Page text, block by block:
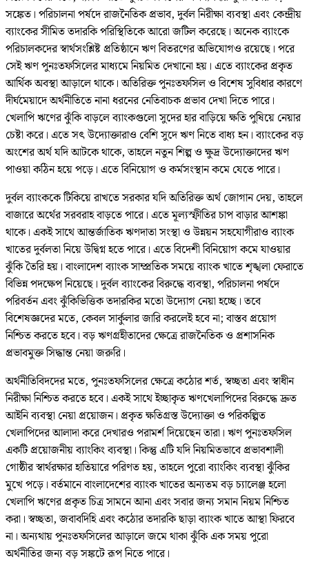
সঙ্কেত। পরিচালনা পর্ষদে রাজনৈতিক প্রভাব, দুর্বল নিরীক্ষা ব্যবস্থা এবং কেন্দ্রীয়
ব্যাংকের সীমিত তদারকি পরিস্থিতিকে আরো জটিল করেছে। অনেক ব্যাংকে
পরিচালকদের স্বার্থসংশ্লিষ্ট প্রতিষ্ঠানে ঋণ বিতরণের অভিযোগও রয়েছে। পরে
সেই ঋণ পুনঃতফসিলের মাধ্যমে নিয়মিত দেখানো হয়। এতে ব্যাংকের প্রকৃত
আর্থিক অবস্থা আড়ালে থাকে। অতিরিক্ত পুনঃতফসিল ও বিশেষ সুবিধার কারণে
দীর্ঘমেয়াদে অর্থনীতিতে নানা ধরনের নেতিবাচক প্রভাব দেখা দিতে পারে।
খেলাপি ঋণের ঝুঁকি বাড়লে ব্যাংকগুলো সুদের হার বাড়িয়ে ক্ষতি পুষিয়ে নেয়ার
চেষ্টা করে। এতে সৎ উদ্যোক্তারাও বেশি সুদে ঋণ নিতে বাধ্য হন। ব্যাংকের বড়
অংশের অর্থ যদি আটকে থাকে, তাহলে নতুন শিল্প ও ক্ষুদ্র উদ্যোক্তাদের ঋণ
পাওয়া কঠিন হয়ে পড়ে। এতে বিনিয়োগ ও কর্মসংস্থান কমে যেতে পারে।
দুর্বল ব্যাংককে টিকিয়ে রাখতে সরকার যদি অতিরিক্ত অর্থ জোগান দেয়, তাহলে
বাজারে অর্থের সরবরাহ বাড়তে পারে। এতে মূল্যস্ফীতির চাপ বাড়ার আশঙ্কা
থাকে। একই সাথে আন্তর্জাতিক ঋণদাতা সংস্থা ও উন্নয়ন সহযোগীরাও ব্যাংক
খাতের দুর্বলতা নিয়ে উদ্বিগ্ন হতে পারে। এতে বিদেশী বিনিয়োগ কমে যাওয়ার
ঝুঁকি তৈরি হয়। বাংলাদেশ ব্যাংক সাম্প্রতিক সময়ে ব্যাংক খাতে শৃঙ্খলা ফেরাতে
বিভিন্ন পদক্ষেপ নিয়েছে। দুর্বল ব্যাংকের বিরুদ্ধে ব্যবস্থা, পরিচালনা পর্ষদে
পরিবর্তন এবং ঝুঁকিভিত্তিক তদারকির মতো উদ্যোগ নেয়া হচ্ছে। তবে
বিশেষজ্ঞদের মতে, কেবল সার্কুলার জারি করলেই হবে না; বাস্তব প্রয়োগ
নিশ্চিত করতে হবে। বড় ঋণগ্রহীতাদের ক্ষেত্রে রাজনৈতিক ও প্রশাসনিক
প্রভাবমুক্ত সিদ্ধান্ত নেয়া জরুরি।
অর্থনীতিবিদদের মতে, পুনঃতফসিলের ক্ষেত্রে কঠোর শর্ত, স্বচ্ছতা এবং স্বাধীন
নিরীক্ষা নিশ্চিত করতে হবে। একই সাথে ইচ্ছাকৃত ঋণখেলাপিদের বিরুদ্ধে দ্রুত
আইনি ব্যবস্থা নেয়া প্রয়োজন। প্রকৃত ক্ষতিগ্রস্ত উদ্যোক্তা ও পরিকল্পিত
খেলাপিদের আলাদা করে দেখারও পরামর্শ দিয়েছেন তারা। ঋণ পুনঃতফসিল
একটি প্রয়োজনীয় ব্যাংকিং ব্যবস্থা। কিন্তু এটি যদি নিয়মিতভাবে প্রভাবশালী
গোষ্ঠীর স্বার্থরক্ষার হাতিয়ারে পরিণত হয়, তাহলে পুরো ব্যাংকিং ব্যবস্থা ঝুঁকির
মুখে পড়ে। বর্তমানে বাংলাদেশের ব্যাংক খাতের অন্যতম বড় চ্যালেঞ্জ হলো
খেলাপি ঋণের প্রকৃত চিত্র সামনে আনা এবং সবার জন্য সমান নিয়ম নিশ্চিত
করা। স্বচ্ছতা, জবাবদিহি এবং কঠোর তদারকি ছাড়া ব্যাংক খাতে আস্থা ফিরবে
না। অন্যথায় পুনঃতফসিলের আড়ালে জমে থাকা ঝুঁকি এক সময় পুরো
অর্থনীতির জন্য বড় সঙ্কটে রূপ নিতে পারে।